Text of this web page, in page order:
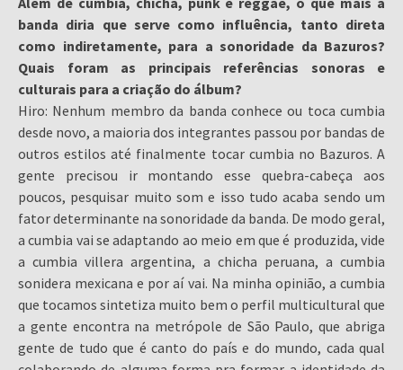
banda diria que serve como influência, tanto direta
como indiretamente, para a sonoridade da Bazuros?
Quais foram as principais referências sonoras e
culturais para a criação do álbum?
Hiro: Nenhum membro da banda conhece ou toca cumbia
desde novo, a maioria dos integrantes passou por bandas de
outros estilos até finalmente tocar cumbia no Bazuros. A
gente precisou ir montando esse quebra-cabeça aos
poucos, pesquisar muito som e isso tudo acaba sendo um
fator determinante na sonoridade da banda. De modo geral,
a cumbia vai se adaptando ao meio em que é produzida, vide
a cumbia villera argentina, a chicha peruana, a cumbia
sonidera mexicana e por aí vai. Na minha opinião, a cumbia
que tocamos sintetiza muito bem o perfil multicultural que
a gente encontra na metrópole de São Paulo, que abriga
gente de tudo que é canto do país e do mundo, cada qual